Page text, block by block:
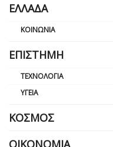
ΕΛΛΆΔΑ
ΚΟΙΝΩΝΊΑ
ΕΠΙΣΤΉΜΗ
ΤΕΧΝΟΛΟΓΊΑ
ΥΓΕΊΑ
ΚΌΣΜΟΣ
ΟΙΚΟΝΟΜΊΑ